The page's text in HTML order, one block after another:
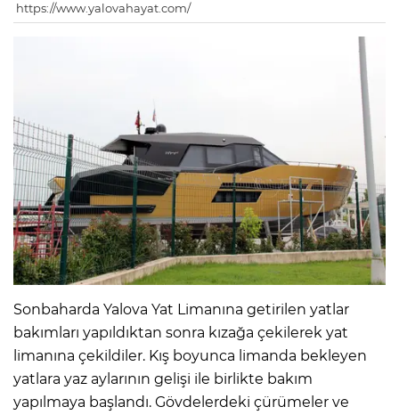
https://www.yalovahayat.com/
Sonbaharda Yalova Yat Limanına getirilen yatlar
bakımları yapıldıktan sonra kızağa çekilerek yat
limanına çekildiler. Kış boyunca limanda bekleyen
yatlara yaz aylarının gelişi ile birlikte bakım
yapılmaya başlandı. Gövdelerdeki çürümeler ve